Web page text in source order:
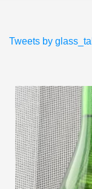
Tweets by